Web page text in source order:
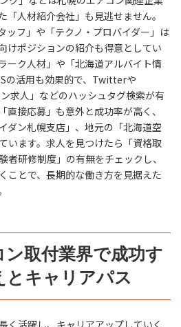
「人材紹介会社」も見逃せません。
ッフ」や「テクノ・プロバイダー」は
けポジションの紹介も得意としてい
ーク人材」や「北海道アルバイト情
の活用も効果的で、Twitterや
求人」などのハッシュタグ検索が有
直接応募」も意外と成功率が高く、
ダン札幌支店」、地元の「北海道空
います。求人を見つけたら「資格取
者研修制度」の有無をチェックし、
ことで、長期的な働き方を見据えた
ン取付業界で成功す
とキャリアパス